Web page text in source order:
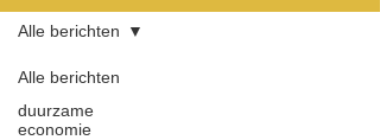
Alle berichten
duurzame
economie
Alle berichten